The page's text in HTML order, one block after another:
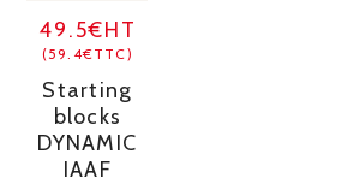
49.5€HT
(59.4€TTC)
Starting
blocks
DYNAMIC
IAAF